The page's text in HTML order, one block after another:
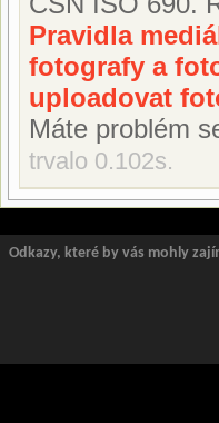
Pravidla
fotografy a
uploadovat
Máte problém
trvalo 0.102s.
Odkazy, které by vás mohly